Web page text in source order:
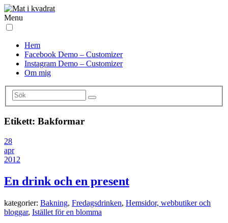
Menu
Hem
Facebook Demo – Customizer
Instagram Demo – Customizer
Om mig
Etikett: Bakformar
28
apr
2012
En drink och en present
kategorier: Bakning, Fredagsdrinken, Hemsidor, webbutiker och
bloggar, Istället för en blomma